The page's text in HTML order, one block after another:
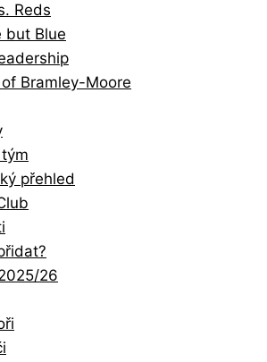
Reds
but Blue
Bramley-Moore
přehled
26